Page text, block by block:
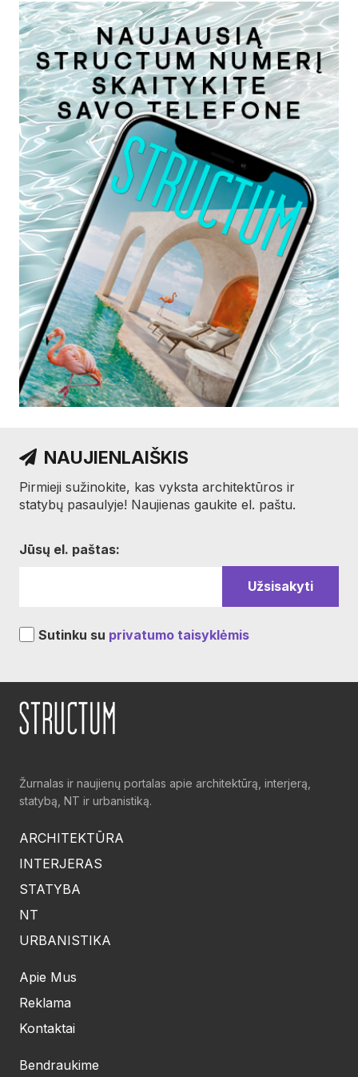
NAUJIENLAIŠKIS
Pirmieji sužinokite, kas vyksta architektūros ir
statybų pasaulyje! Naujienas gaukite el. paštu.
Jūsų el. paštas:
Sutinku su privatumo taisyklėmis
Žurnalas ir naujienų portalas apie architektūrą, interjerą,
statybą, NT ir urbanistiką.
ARCHITEKTŪRA
INTERJERAS
STATYBA
NT
URBANISTIKA
Apie Mus
Reklama
Kontaktai
Bendraukime